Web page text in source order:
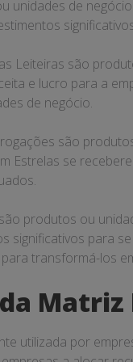
unidades de
Leiteiras são
e lucro para a
de negócio.
são
Estrelas se
produtos ou
significativos para
transformá-los
Matriz
utilizada por